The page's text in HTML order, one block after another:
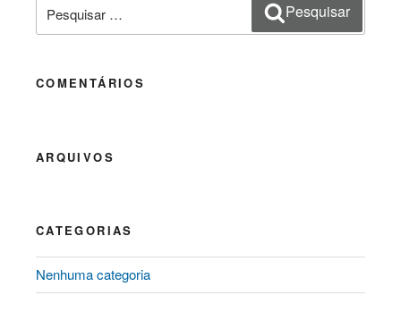
por:
Pesquisar
COMENTÁRIOS
ARQUIVOS
CATEGORIAS
Nenhuma categoria